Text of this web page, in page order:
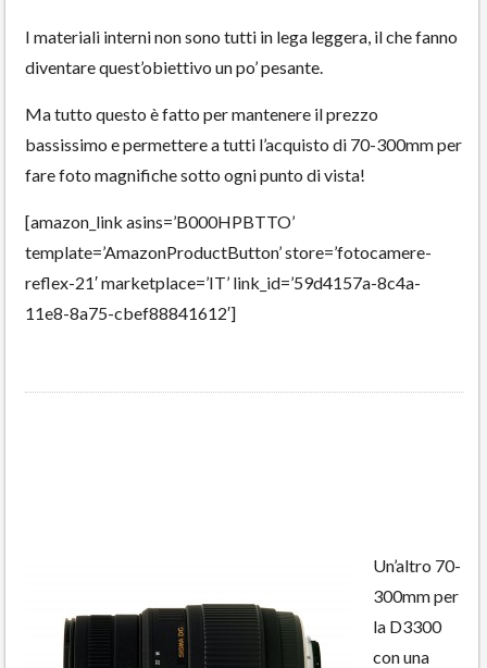
I materiali interni non sono tutti in lega leggera, il che fanno
diventare quest’obiettivo un po’ pesante.
Ma tutto questo è fatto per mantenere il prezzo
bassissimo e permettere a tutti l’acquisto di 70-300mm per
fare foto magnifiche sotto ogni punto di vista!
[amazon_link asins=’B000HPBTTO’
template=’AmazonProductButton’ store=’fotocamere-
reflex-21′ marketplace=’IT’ link_id=’59d4157a-8c4a-
11e8-8a75-cbef88841612′]
Un’altro 70-
300mm per
la D3300
con una